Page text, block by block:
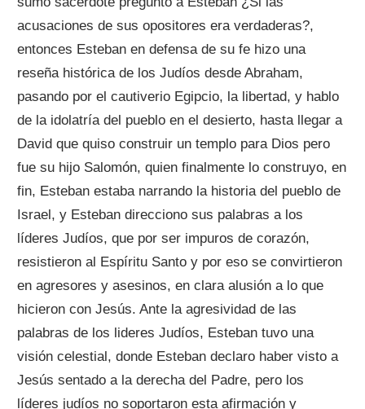
acusaciones de sus opositores era verdaderas?,
entonces Esteban en defensa de su fe hizo una
reseña histórica de los Judíos desde Abraham,
pasando por el cautiverio Egipcio, la libertad, y hablo
de la idolatría del pueblo en el desierto, hasta llegar a
David que quiso construir un templo para Dios pero
fue su hijo Salomón, quien finalmente lo construyo, en
fin, Esteban estaba narrando la historia del pueblo de
Israel, y Esteban direcciono sus palabras a los
líderes Judíos, que por ser impuros de corazón,
resistieron al Espíritu Santo y por eso se convirtieron
en agresores y asesinos, en clara alusión a lo que
hicieron con Jesús. Ante la agresividad de las
palabras de los lideres Judíos, Esteban tuvo una
visión celestial, donde Esteban declaro haber visto a
Jesús sentado a la derecha del Padre, pero los
líderes judíos no soportaron esta afirmación y